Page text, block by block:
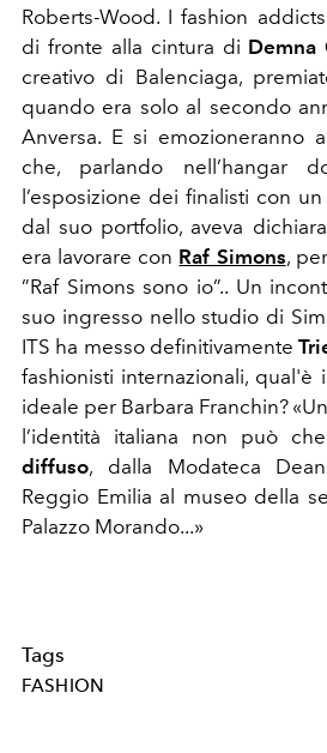
Roberts-Wood. I fashion
di fronte alla cintura di Demna
creativo di Balenciaga,
quando era solo al secondo
Anversa. E si emozioneranno
che, parlando nell’hangar
l’esposizione dei finalisti con
dal suo portfolio, aveva
era lavorare con Raf Simons,
”Raf Simons sono io”.. Un
suo ingresso nello studio di
ITS ha messo definitivamente
fashionisti internazionali, qual'è
ideale per Barbara Franchin?
l’identità italiana non può
diffuso, dalla Modateca
Reggio Emilia al museo della
Palazzo Morando...»
Tags
FASHION